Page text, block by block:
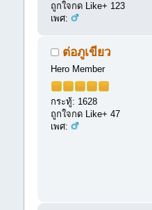
ถูกใจกด Like+ 123
เพศ:
ต่อภูเขียว
Hero Member
กระทู้: 1628
ถูกใจกด Like+ 47
เพศ: